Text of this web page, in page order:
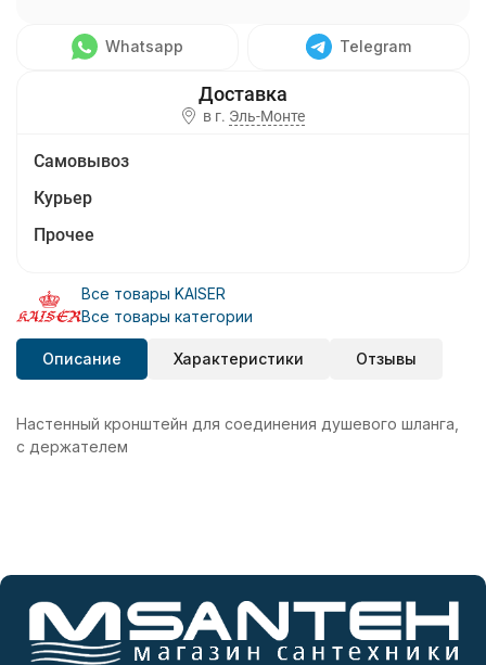
Whatsapp Telegram
в г. Эль-Монте
Самовывоз
Курьер
Прочее
Все товары KAISER
Все товары категории
Описание Характеристики Отзывы
Настенный кронштейн для соединения душевого шланга,
с держателем